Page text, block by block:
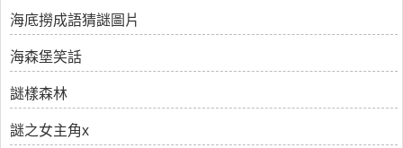
海底撈成語猜謎圖片
海森堡笑話
謎樣森林
謎之女主角x